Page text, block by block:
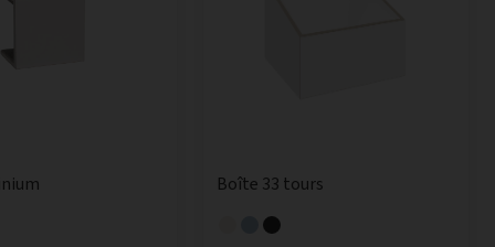
Boîte 33 tours